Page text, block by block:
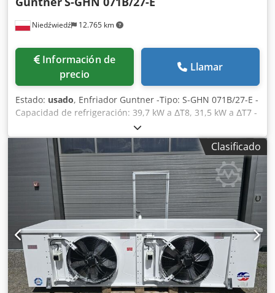
Niedźwiedź 12.765 km
Información de
precio
Llamar
Estado: usado, Enfriador Guntner -Tipo: S-GHN 071B/27-E -
Capacidad de refrigeración: 39,7 kW a ΔT8, 31,5 kW a ΔT7 -
Alabes: 7 mm -Número de ventiladores: 2 x 710 mm -
Dimensiones del equipo: 3530 x 850 x 1150 mm -
Resistencias eléctricas -Refrigerante: Freón -Capacidad: 54
L Dwodpfxjza D Ukj Algea -Peso: 317 kg -Existencias: 2
unidades -Número de almacén: CH 606 -Estado: usado, en
muy buen estado, enfriador 100% hermético bajo presión
de nitrógeno, ventiladores operativos, listo para trabajar
Clasificado